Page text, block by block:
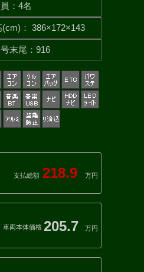
： 4名
(cm) ： 386×172×143
末尾 ： 916
支払総額 218.9 万円
車両本体価格 205.7 万円